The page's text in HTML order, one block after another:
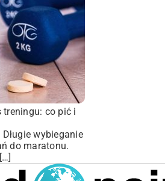
treningu: co pić i
wybieganie
do maratonu.